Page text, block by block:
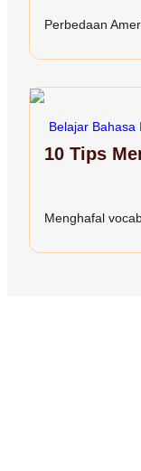
Perbedaan
Belajar Bahasa
10 Tips
Menghafal